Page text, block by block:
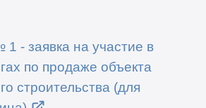
- заявка на участие в
по продаже объекта
строительства (для